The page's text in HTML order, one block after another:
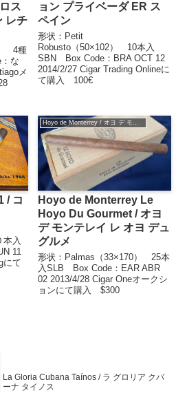
ス
レチ
4種
な
メ
ョン プライベーダ ER ス
ペイン
形状：Petit
Robusto（50×102） 10本入
SBN Box Code：BRA OCT 12
2014/2/27 Cigar Trading Onlineに
て購入 100€
/ コ
入
11
にて
Hoyo de Monterrey Le
Hoyo Du Gourmet / オヨ
デ モンテレイ レ オヨ デュ
グルメ
形状：Palmas（33×170） 25本
入SLB Box Code：EAR ABR
02 2013/4/28 Cigar Oneオークシ
ョンにて購入 $300
La Gloria Cubana Taínos / ラ グロリア クバ
ーナ タイノス